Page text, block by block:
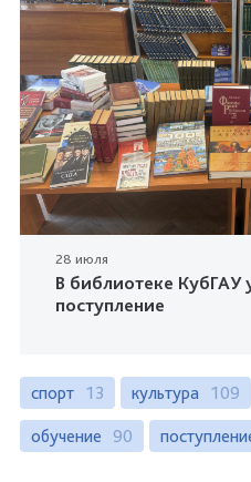
28 июля
В библиотеке КубГАУ
поступление
спорт 13 культура 109
обучение 90